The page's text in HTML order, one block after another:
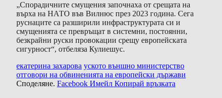
„Спорадичните смущения започнаха от срещата на
върха на НАТО във Вилнюс през 2023 година. Сега
руснаците са разширили инфраструктурата си и
смущенията се превръщат в системни, постоянни,
безкрайни руски провокации срещу европейската
сигурност“, отбеляза Кулиешус.
екатерина захарова уското външно министерство
отговори на обвиненията на европейски държави
Споделяне. Facebook Имейл Копирай връзката